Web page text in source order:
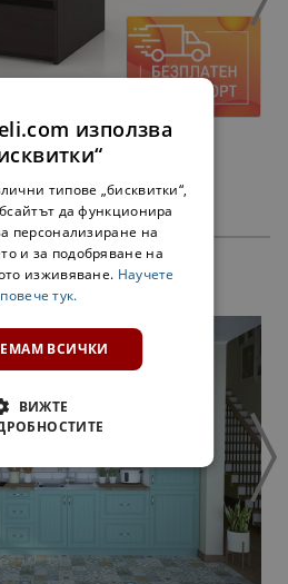
ВЕНГЕ - ЗА 45 СМ
74,32 лв.
използва
типове „бисквитки“,
да функционира
персонализиране на
и за подобряване на
изживяване. Научете
повече тук.
ВСИЧКИ
ВИЖТЕ